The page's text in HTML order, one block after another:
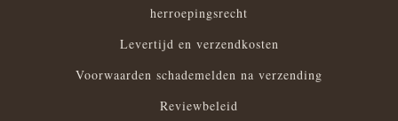
herroepingsrecht
Levertijd en verzendkosten
Voorwaarden schademelden na verzending
Reviewbeleid